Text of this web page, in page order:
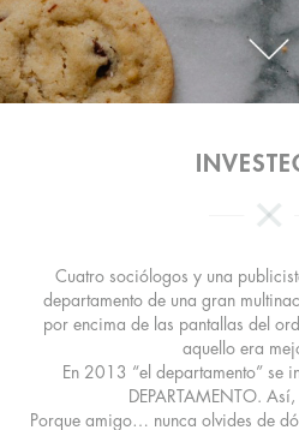
Cuatro sociólogos y una
departamento de una gran
por encima de las pantallas del
aquello era
En 2013 “el departamento” se
DEPARTAMENTO.
Porque amigo… nunca olvides de